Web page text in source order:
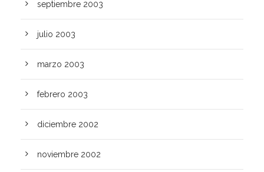
septiembre 2003
julio 2003
marzo 2003
febrero 2003
diciembre 2002
noviembre 2002